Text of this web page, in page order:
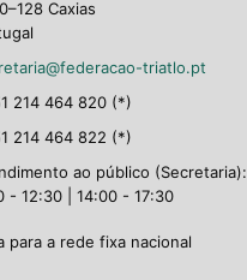
Caxias
triatlo.pt
214 464 820 (*)
214 464 822 (*)
ao público (Secretaria):
- 12:30 | 14:00 - 17:30
para a rede fixa nacional